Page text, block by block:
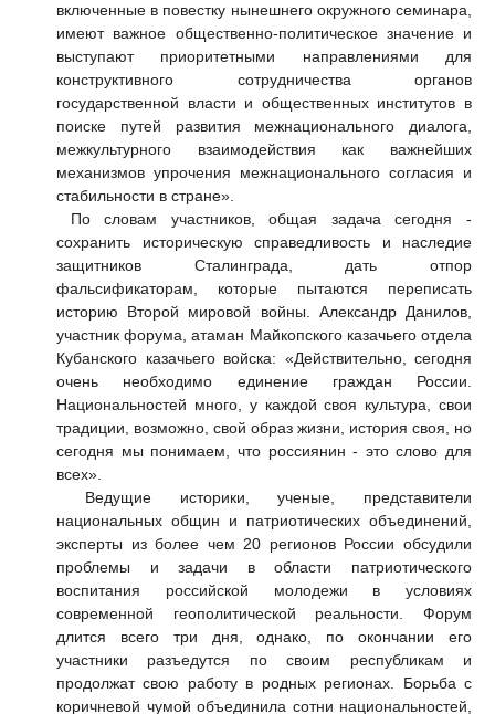
включенные в повестку нынешнего окружного семинара,
имеют важное общественно-политическое значение и
выступают приоритетными направлениями для
конструктивного сотрудничества органов
государственной власти и общественных институтов в
поиске путей развития межнационального диалога,
межкультурного взаимодействия как важнейших
механизмов упрочения межнационального согласия и
стабильности в стране».
По словам участников, общая задача сегодня -
сохранить историческую справедливость и наследие
защитников Сталинграда, дать отпор
фальсификаторам, которые пытаются переписать
историю Второй мировой войны. Александр Данилов,
участник форума, атаман Майкопского казачьего отдела
Кубанского казачьего войска: «Действительно, сегодня
очень необходимо единение граждан России.
Национальностей много, у каждой своя культура, свои
традиции, возможно, свой образ жизни, история своя, но
сегодня мы понимаем, что россиянин - это слово для
всех».
Ведущие историки, ученые, представители
национальных общин и патриотических объединений,
эксперты из более чем 20 регионов России обсудили
проблемы и задачи в области патриотического
воспитания российской молодежи в условиях
современной геополитической реальности. Форум
длится всего три дня, однако, по окончании его
участники разъедутся по своим республикам и
продолжат свою работу в родных регионах. Борьба с
коричневой чумой объединила сотни национальностей,